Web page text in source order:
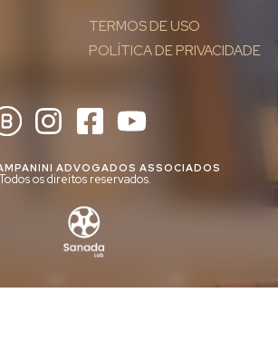
TERMOS DE USO
POLÍTICA DE PRIVACIDADE
ADVOGADOS ASSOCIADOS
Todos os direitos reservados.